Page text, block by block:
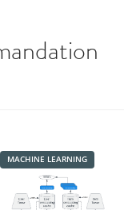
MACHINE LEARNING